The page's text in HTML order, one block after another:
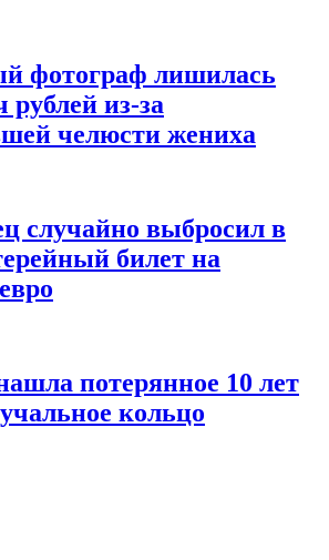
фотограф лишилась
рублей из-за
челюсти жениха
случайно выбросил в
билет на
потерянное 10 лет
кольцо